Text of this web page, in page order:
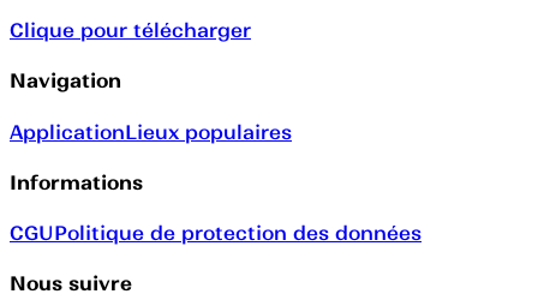
Clique pour télécharger
Navigation
ApplicationLieux populaires
Informations
CGUPolitique de protection des données
Nous suivre